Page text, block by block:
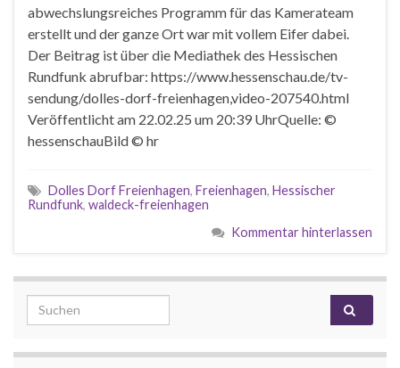
abwechslungsreiches Programm für das Kamerateam
erstellt und der ganze Ort war mit vollem Eifer dabei.
Der Beitrag ist über die Mediathek des Hessischen
Rundfunk abrufbar: https://www.hessenschau.de/tv-
sendung/dolles-dorf-freienhagen,video-207540.html
Veröffentlicht am 22.02.25 um 20:39 UhrQuelle: ©
hessenschauBild © hr
Dolles Dorf Freienhagen, Freienhagen, Hessischer
Rundfunk, waldeck-freienhagen
Kommentar hinterlassen
Search for: